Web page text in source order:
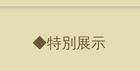
◆特別展示